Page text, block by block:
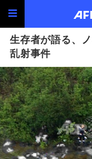
生存者が語る、
乱射事件